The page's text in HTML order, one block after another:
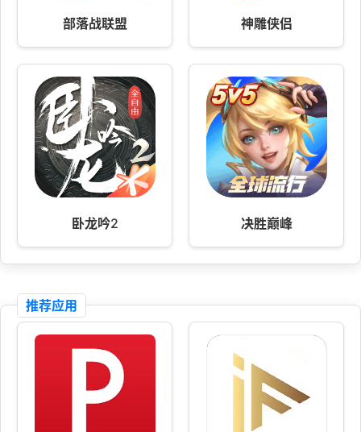
部落战联盟 神雕侠侣
卧龙吟2 决胜巅峰
推荐应用